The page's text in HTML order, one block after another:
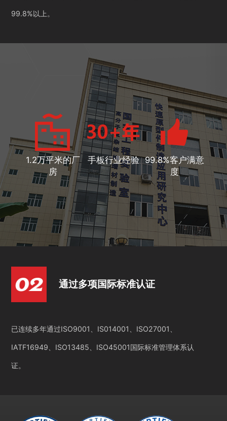
99.8%以上。
1.2万平米的厂
房
手板行业经验 99.8%客户满意
度
通过多项国际标准认证
已连续多年通过ISO9001、IS014001、ISO27001、
IATF16949、ISO13485、ISO45001国际标准管理体系认
证。